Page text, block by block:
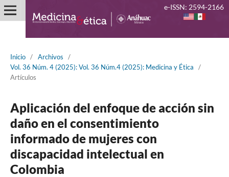
Inicio / Archivos
/
Vol. 36 Núm. 4 (2025): Vol. 36 Núm.4 (2025): Medicina y Ética
/
Artículos
Aplicación del enfoque de acción sin
daño en el consentimiento
informado de mujeres con
discapacidad intelectual en
Colombia
e-ISSN: 2594-2166